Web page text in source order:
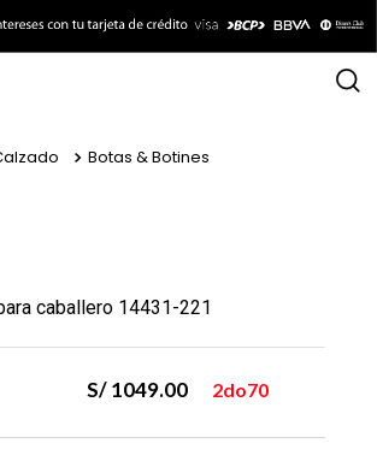
Botas & Botines
caballero 14431-221
S/ 1049.00 2do70